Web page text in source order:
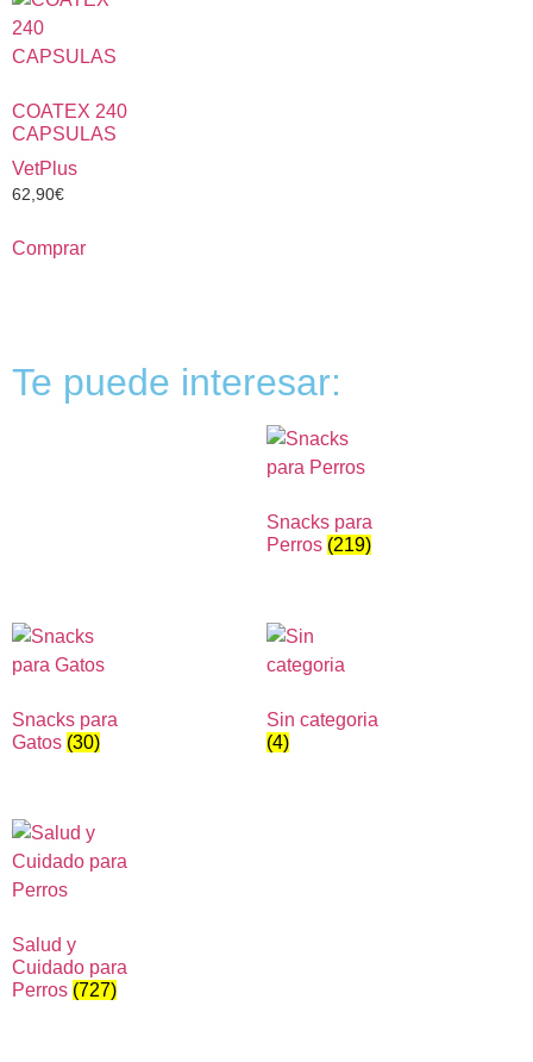
COATEX 240
CAPSULAS
VetPlus
62,90€
Comprar
Te puede interesar:
Snacks para
Perros (219)
Snacks para
Gatos (30)
Sin categoria
(4)
Salud y
Cuidado para
Perros (727)